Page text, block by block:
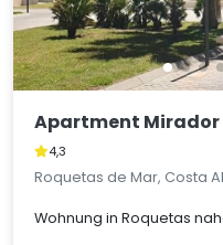
Apartment Mirador
4,3
Roquetas de Mar, Costa
Wohnung in Roquetas